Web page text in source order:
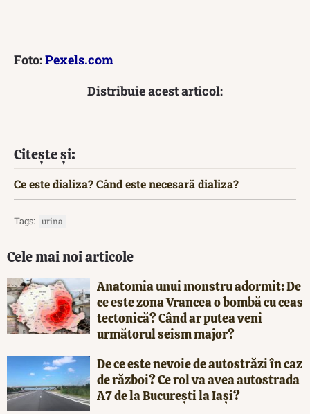
Foto:Pexels.com
Distribuie acest articol:
Citește și:
Ce este dializa? Când este necesară dializa?
Tags: urina
Cele mai noi articole
Anatomia unui monstru adormit: De
ce este zona Vrancea o bombă cu ceas
tectonică? Când ar putea veni
următorul seism major?
De ce este nevoie de autostrăzi în caz
de război? Ce rol va avea autostrada
A7 de la București la Iași?